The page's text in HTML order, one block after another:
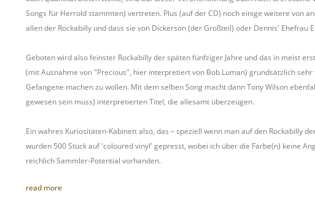
Songs für Herrold stammten) vertreten. Plus (auf der CD) noch einige weitere von
allen der Rockabilly und dass sie von Dickerson (der Großteil) oder Dennis' Ehefrau
Geboten wird also feinster Rockabilly der späten fünfziger Jahre und das in meist
(mit Ausnahme von "Precious", hier interpretiert von Bob Luman) grundsätzlich
Gefangene machen zu wollen. Mit dem selben Song macht dann Tony Wilson
gewesen sein muss) interpretierten Titel, die allesamt überzeugen.
Ein wahres Kuriositäten-Kabinett also, das – speziell wenn man auf den Rockabilly
wurden 500 Stück auf 'coloured vinyl' gepresst, wobei ich über die Farbe(n) keine
reichlich Sammler-Potential vorhanden.
read more